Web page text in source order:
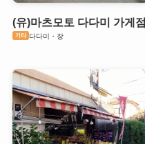
(유)마츠모토 다다미 가게점
기타 다다미・장